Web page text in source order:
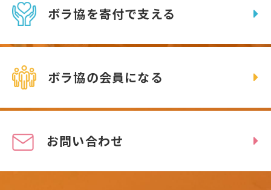
ボラ協を寄付で支える
ボラ協の会員になる
お問い合わせ